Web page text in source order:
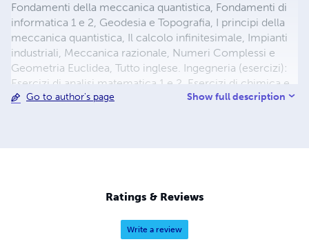
Fondamenti della meccanica quantistica, Fondamenti di
informatica 1 e 2, Geodesia e Topografia, I principi della
meccanica quantistica, Il calcolo infinitesimale, Impianti
industriali, Meccanica razionale, Numeri Complessi e
Geometria Euclidea, Tutto inglese. Ingegneria (esercizi):
Esercizi di analisi matematica 1 e 2, Esercizi di chimica e
fisica, Esercizi di geometria e algebra lineare. Informatica:
Maya, Le due guerre mondiali, Leggi razziali.
Ristorazione: Il grande libro dei cocktail, Professione
Sommelier, Regioni a tavola.
Go to author's page Show full description
Ratings & Reviews
Write a review